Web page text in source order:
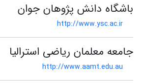
باشگاه دانش پژوهان جوان
http://www.ysc.ac.ir
جامعه معلمان ریاضی استرالیا
http://www.aamt.edu.au